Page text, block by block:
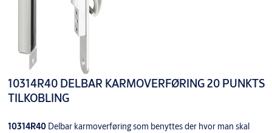
10314R40 DELBAR KARMOVERFØRING 20 PUNKTS
TILKOBLING
10314R40 Delbar karmoverføring som benyttes der hvor man skal